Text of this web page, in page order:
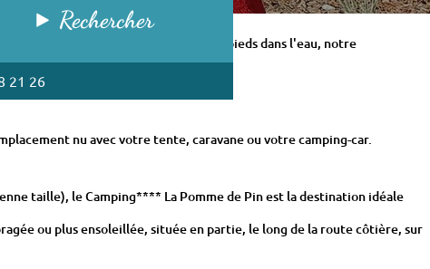
Rechercher
21 26
d'hébergement. Pour votre séjour les pieds dans l'eau, notre
nu avec votre tente, caravane ou votre camping-car.
taille), le Camping**** La Pomme de Pin est la destination idéale
ou plus ensoleillée, située en partie, le long de la route côtière, sur